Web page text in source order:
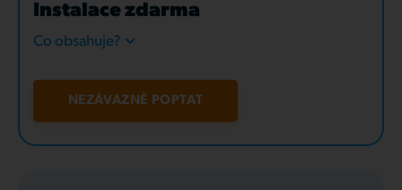
Instalace zdarma
Co obsahuje?
NEZÁVAZNĚ POPTAT